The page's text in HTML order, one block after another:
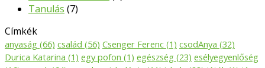
Tanulás (7)
Címkék
anyaság (66) család (56) Csenger Ferenc (1) csodAnya (32)
Durica Katarina (1) egy pofon (1) egészség (23) esélyegyenlőség